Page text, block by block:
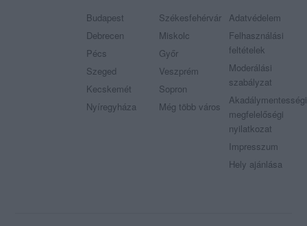
Budapest
Debrecen
Pécs
Szeged
Kecskemét
Nyíregyháza
Székesfehérvár
Miskolc
Győr
Veszprém
Sopron
Még több város
Adatvédelem
Felhasználási
feltételek
Moderálási
szabályzat
Akadálymentességi
megfelelőségi
nyilatkozat
Impresszum
Hely ajánlása